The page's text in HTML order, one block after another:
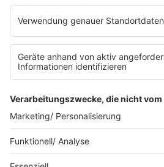
Impressum
Datenschutzerklärung
Datenschutzeinstellungen
Radioplayer